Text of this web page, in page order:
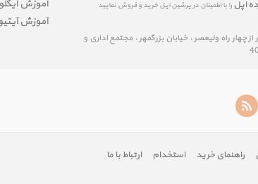
آموزش
آموزش
اپل را با اطمینان در پرشین اپل خرید و فروش نمایید
چهار راه ولیعصر ، خیابان بزرگمهر ، مجتمع اداری و
راهنمای خرید استخدام ارتباط با ما